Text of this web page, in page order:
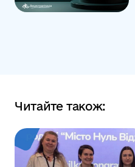
Читайте також: